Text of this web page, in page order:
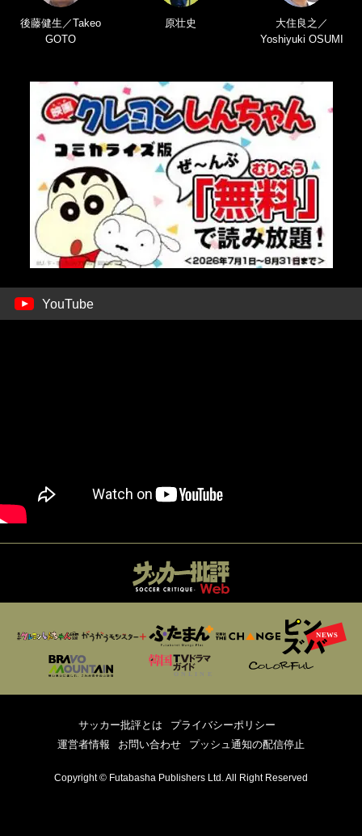
後藤健生／Takeo
GOTO
原壮史
大住良之／
Yoshiyuki OSUMI
YouTube
サッカー批評とは
プライバシーポリシー
運営者情報
お問い合わせ プッシュ通知の配信停止
Copyright © Futabasha Publishers Ltd. All Right Reserved